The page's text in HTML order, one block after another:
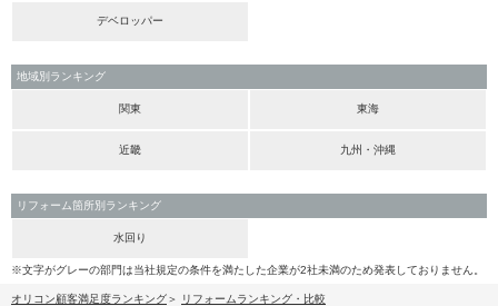
デベロッパー
地域別ランキング
関東 東海
近畿 九州・沖縄
リフォーム箇所別ランキング
水回り
※文字がグレーの部門は当社規定の条件を満たした企業が2社未満のため発表しておりません。
オリコン顧客満足度ランキング
リフォームランキング・比較